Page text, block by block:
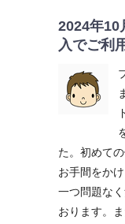
2024年10
入でご利
た。初めて
お手間をか
一つ問題な
おります。